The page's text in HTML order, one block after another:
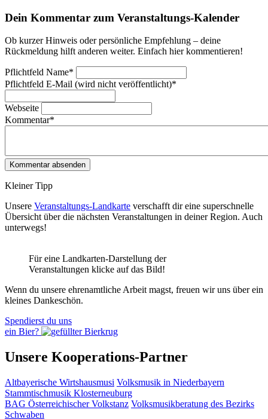
Dein Kommentar zum Veranstaltungs-Kalender
Ob kurzer Hinweis oder persönliche Empfehlung – deine
Rückmeldung hilft anderen weiter. Einfach hier kommentieren!
Pflichtfeld Name*
Pflichtfeld E-Mail (wird nicht veröffentlicht)*
Webseite
Kommentar*
Kleiner Tipp
Unsere Veranstaltungs-Landkarte verschafft dir eine superschnelle
Übersicht über die nächsten Veranstaltungen in deiner Region. Auch
unterwegs!
Für eine Landkarten-Darstellung der
Veranstaltungen klicke auf das Bild!
Wenn du unsere ehrenamtliche Arbeit magst, freuen wir uns über ein
kleines Dankeschön.
Spendierst du uns
ein Bier?
Unsere Kooperations-Partner
Altbayerische Wirtshausmusi Volksmusik in Niederbayern
Stammtischmusik Klosterneuburg
BAG Österreichischer Volkstanz Volksmusikberatung des Bezirks
Schwaben